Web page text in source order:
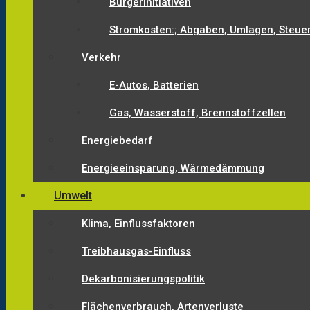
Stromkosten:; Abgaben, Umlagen,
Verkehr
E-Autos, Batterien
Gas, Wasserstoff, Brennstoffzellen
Energiebedarf
Energieeinsparung, Wärmedämmung
Umwelt
Klima, Einflussfaktoren
Treibhausgas-Einfluss
Dekarbonisierungspolitik
Flächenverbrauch, Artenverluste